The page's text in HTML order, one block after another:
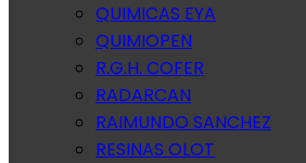
QUIMICAS EYA
QUIMIOPEN
R.G.H. COFER
RADARCAN
RAIMUNDO SANCHEZ
RESINAS OLOT